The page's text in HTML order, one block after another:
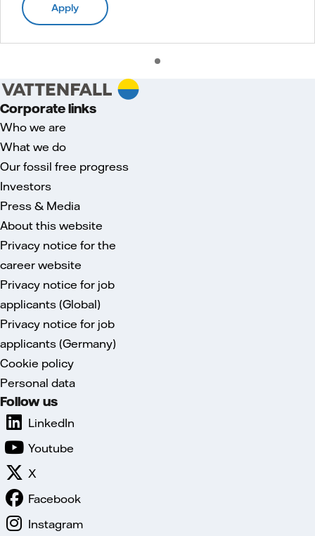
Apply
Corporate links
Who we are
What we do
Our fossil free progress
Investors
Press & Media
About this website
Privacy notice for the
career website
Privacy notice for job
applicants (Global)
Privacy notice for job
applicants (Germany)
Cookie policy
Personal data
Follow us
LinkedIn
Youtube
X
Facebook
Instagram